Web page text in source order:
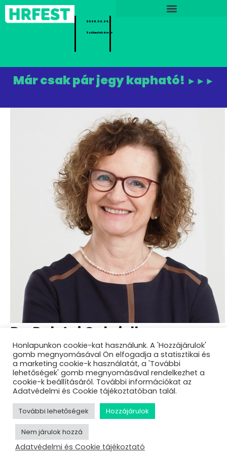
2026.02.24.
Székesfehérvár
Már csak pár jegy kapható! ►►►
Dr. Palotai Gabriella
Pszichiáter, coach
Classis Oktató Kft.
About Dr. Palotai Gabriella
Sessions
Csak vicc!? Munkahelyi zaklatás és agresszió
megelőzése és kezelése – Kérdezd a szakértőket!
Honlapunkon cookie-kat használunk. A 'Hozzájárulok'
gomb megnyomásával Ön elfogadja a statisztikai és
a marketing cookie-k használatát, a 'További
lehetőségek' gomb megnyomásával rendelkezhet a
cookie-k beállításáról. További információkat az
Adatvédelmi és Cookie tájékoztatóban talál.
További lehetőségek Hozzájárulok
Nem járulok hozzá
Adatvédelmi és Cookie tájékoztató